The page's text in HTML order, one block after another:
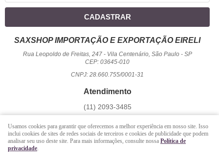
CADASTRAR
SAXSHOP IMPORTAÇÃO E EXPORTAÇÃO EIRELI
Rua Leopoldo de Freitas, 247- Vila Centenário, São Paulo- SP
CEP: 03645-010
CNPJ: 28.660.755/0001-31
Atendimento
(11) 2093-3485
Seg a Sex - 09 hrs às 17:00 hrs / Sáb - 09 hrs às 13 hrs.
atendimento@saxshop.com.br
Usamos cookies para garantir que oferecemos a melhor experiência em nosso site. Isso
inclui cookies de sites de redes sociais de terceiros e cookies de publicidade que podem
analisar seu uso deste site. Para mais informações, consulte nossa Política de
privacidade.